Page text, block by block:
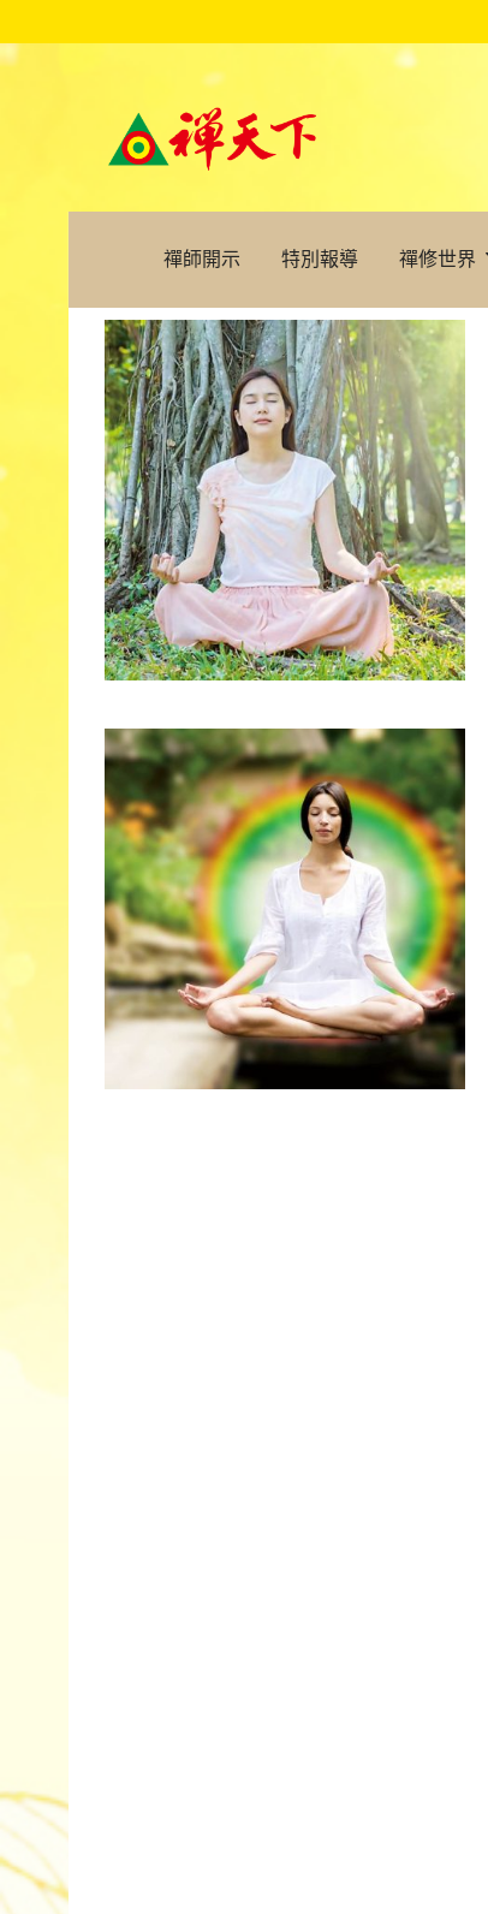
禪師開示 特別報導 禪修世界